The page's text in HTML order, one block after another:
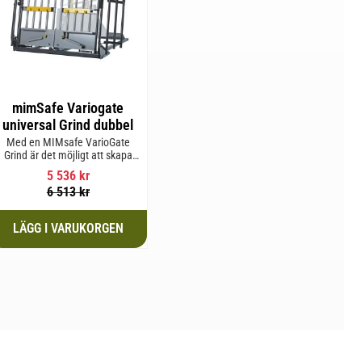
mimSafe Variogate
universal Grind dubbel
Med en MIMsafe VarioGate
Grind är det möjligt att skapa
ett inhägnat område i hela
bagageutrymmet som kan
användas för transport av
5 536kr
6 513kr